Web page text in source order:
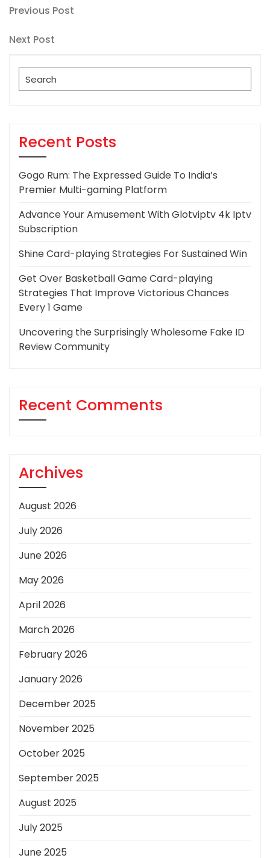
Post
navigation
Previous
Previous Post
Next
Next Post
Search
for:
Recent Posts
Gogo Rum: The Expressed Guide To India’s
Premier Multi-gaming Platform
Advance Your Amusement With Glotviptv 4k Iptv
Subscription
Shine Card-playing Strategies For Sustained Win
Get Over Basketball Game Card-playing
Strategies That Improve Victorious Chances
Every 1 Game
Uncovering the Surprisingly Wholesome Fake ID
Review Community
Recent Comments
Archives
August 2026
July 2026
June 2026
May 2026
April 2026
March 2026
February 2026
January 2026
December 2025
November 2025
October 2025
September 2025
August 2025
July 2025
June 2025